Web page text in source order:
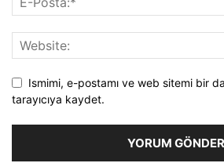
Ismimi, e-postamı ve web sitemi bir
tarayıcıya kaydet.